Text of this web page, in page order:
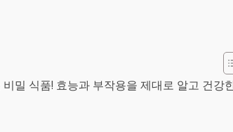
밀 식품! 효능과 부작용을 제대로 알고 건강